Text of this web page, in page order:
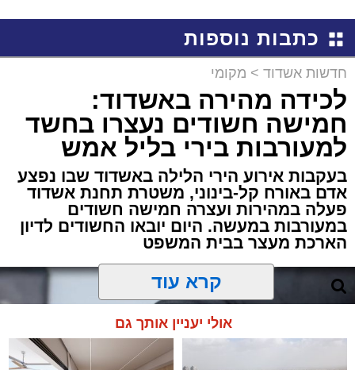
באשדוד
כתבות נוספות
חדשות אשדוד > מקומי
לכידה מהירה באשדוד:
חמישה חשודים נעצרו בחשד
למעורבות בירי בליל אמש
בעקבות אירוע הירי הלילה באשדוד שבו נפצע
אדם באורח קל-בינוני, משטרת תחנת אשדוד
פעלה במהירות ועצרה חמישה חשודים
במעורבות במעשה. היום יובאו החשודים לדיון
הארכת מעצר בבית המשפט
קרא עוד
אולי יעניין אותך גם